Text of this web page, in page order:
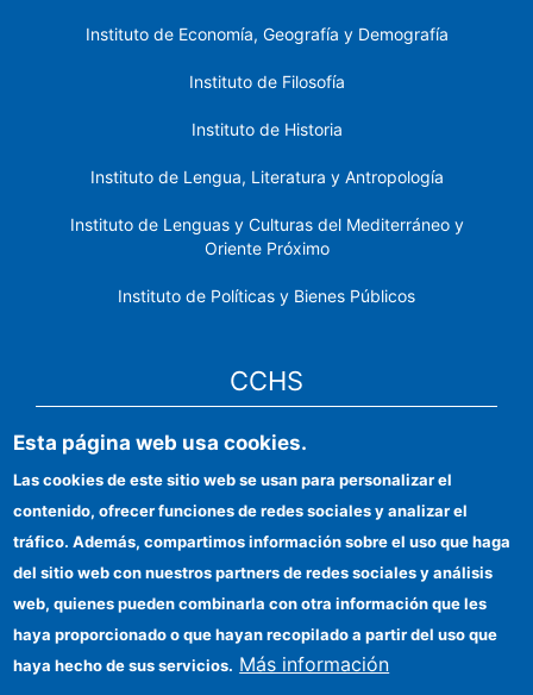
Instituto de Economía, Geografía y Demografía
Instituto de Filosofía
Instituto de Historia
Instituto de Lengua, Literatura y Antropología
Instituto de Lenguas y Culturas del Mediterráneo y
Oriente Próximo
Instituto de Políticas y Bienes Públicos
CCHS
Sede electrónica CSIC
Identidad institucional
Información para proveedores
Ayudas FEDER
Organismos financiadores
Contacto
Esta página web usa cookies.
Las cookies de este sitio web se usan para personalizar el
contenido, ofrecer funciones de redes sociales y analizar el
tráfico. Además, compartimos información sobre el uso que haga
del sitio web con nuestros partners de redes sociales y análisis
web, quienes pueden combinarla con otra información que les
haya proporcionado o que hayan recopilado a partir del uso que
haya hecho de sus servicios. Más información